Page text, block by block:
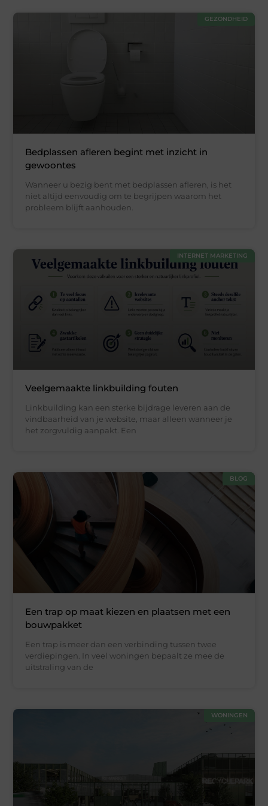
GEZONDHEID
Bedplassen afleren begint met inzicht in
gewoontes
Wanneer u bezig bent met bedplassen afleren, is het
niet altijd eenvoudig om te begrijpen waarom het
probleem blijft aanhouden.
INTERNET MARKETING
Veelgemaakte linkbuilding fouten
Linkbuilding kan een sterke bijdrage leveren aan de
vindbaarheid van je website, maar alleen wanneer je
het zorgvuldig aanpakt. Een
BLOG
Een trap op maat kiezen en plaatsen met een
bouwpakket
Een trap is meer dan een verbinding tussen twee
verdiepingen. In veel woningen bepaalt ze mee de
uitstraling van de
WONINGEN